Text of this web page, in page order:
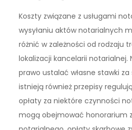
Koszty związane z usługami
wysyłaniu aktów notarialnych
różnić w zależności od rodzaju
lokalizacji kancelarii notarialnej.
prawo ustalać własne stawki za
istnieją również przepisy
opłaty za niektóre czynności
mogą obejmować honorarium